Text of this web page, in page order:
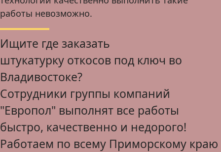
работы невозможно.
Ищите где заказать
штукатурку откосов под ключ во
Владивостоке?
Сотрудники группы компаний
"Европол" выполнят все работы
быстро, качественно и недорого!
Работаем по всему Приморскому краю